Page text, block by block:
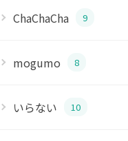
ChaChaCha 9
mogumo 8
いらない 10